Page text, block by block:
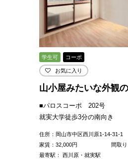
学生可 コーポ
お気に入り
山小屋みたいな外観
■パロスコーポ 202号
就実大学徒歩3分の南向き
住所：岡山市中区西川原1-14-31-1
家賃： 32,000円
間取
最寄駅： 西川原・就実駅